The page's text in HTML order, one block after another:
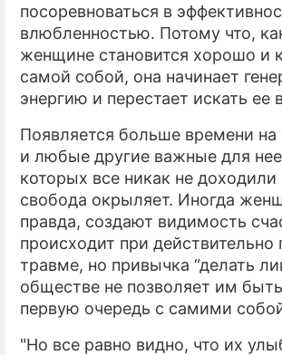
посоревноваться в
влюбленностью. Потому что,
женщине становится хорошо и
самой собой, она начинает
энергию и перестает искать ее
Появляется больше времени на
и любые другие важные для
которых все никак не доходили
свобода окрыляет. Иногда
правда, создают видимость
происходит при действительно
травме, но привычка “делать
обществе не позволяет им
первую очередь с самими
"Но все равно видно, что их